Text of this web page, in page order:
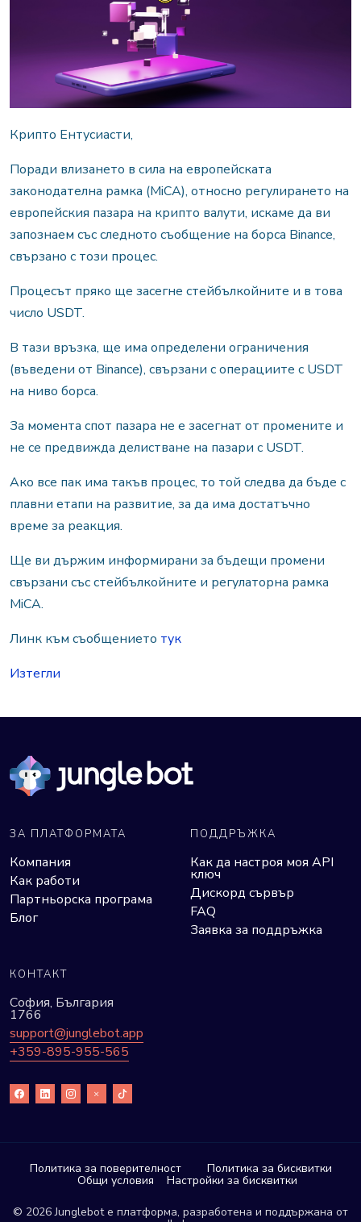
Крипто Ентусиасти,
Поради влизането в сила на европейската
законодателна рамка (MiCA), относно регулирането на
европейския пазара на крипто валути, искаме да ви
запознаем със следното съобщение на борса Binance,
свързано с този процес.
Процесът пряко ще засегне стейбълкойните и в това
число USDT.
В тази връзка, ще има определени ограничения
(въведени от Binance), свързани с операциите с USDT
на ниво борса.
За момента спот пазара не е засегнат от промените и
не се предвижда делистване на пазари с USDT.
Ако все пак има такъв процес, то той следва да бъде с
плавни етапи на развитие, за да има достатъчно
време за реакция.
Ще ви държим информирани за бъдещи промени
свързани със стейбълкойните и регулаторна рамка
MiCA.
Линк към съобщението тук
Изтегли
ЗА ПЛАТФОРМАТА
Компания
Как работи
Партньорска програма
Блог
ПОДДРЪЖКА
Как да настроя моя API
ключ
Дискорд сървър
FAQ
Заявка за поддръжка
КОНТАКТ
София, България
1766
support@junglebot.app
+359-895-955-565
Политика за поверителност Политика за бисквитки
Общи условия Настройки за бисквитки
© 2026 Junglebot е платформа, разработена и поддържана от